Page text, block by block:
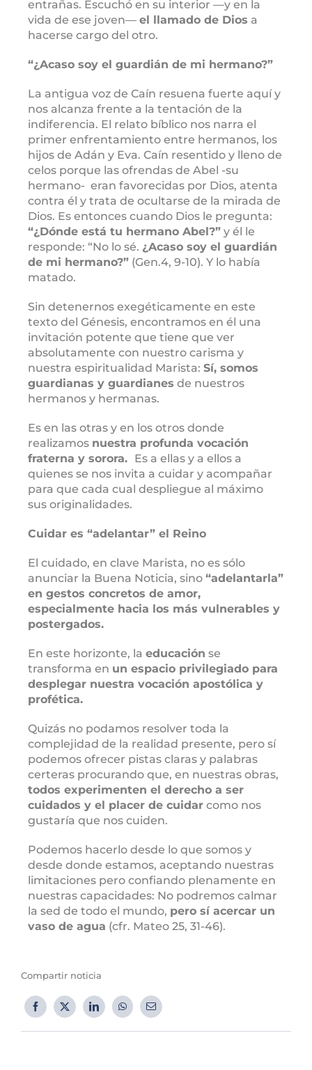
entrañas. Escuchó en su interior —y en la
vida de ese joven— el llamado de Dios a
hacerse cargo del otro.
“¿Acaso soy el guardián de mi hermano?”
La antigua voz de Caín resuena fuerte aquí y
nos alcanza frente a la tentación de la
indiferencia. El relato bíblico nos narra el
primer enfrentamiento entre hermanos, los
hijos de Adán y Eva. Caín resentido y lleno de
celos porque las ofrendas de Abel -su
hermano- eran favorecidas por Dios, atenta
contra él y trata de ocultarse de la mirada de
Dios. Es entonces cuando Dios le pregunta:
“¿Dónde está tu hermano Abel?” y él le
responde: “No lo sé. ¿Acaso soy el guardián
de mi hermano?” (Gen.4, 9-10). Y lo había
matado.
Sin detenernos exegéticamente en este
texto del Génesis, encontramos en él una
invitación potente que tiene que ver
absolutamente con nuestro carisma y
nuestra espiritualidad Marista: Sí, somos
guardianas y guardianes de nuestros
hermanos y hermanas.
Es en las otras y en los otros donde
realizamos nuestra profunda vocación
fraterna y sorora. Es a ellas y a ellos a
quienes se nos invita a cuidar y acompañar
para que cada cual despliegue al máximo
sus originalidades.
Cuidar es “adelantar” el Reino
El cuidado, en clave Marista, no es sólo
anunciar la Buena Noticia, sino “adelantarla”
en gestos concretos de amor,
especialmente hacia los más vulnerables y
postergados.
En este horizonte, la educación se
transforma en un espacio privilegiado para
desplegar nuestra vocación apostólica y
profética.
Quizás no podamos resolver toda la
complejidad de la realidad presente, pero sí
podemos ofrecer pistas claras y palabras
certeras procurando que, en nuestras obras,
todos experimenten el derecho a ser
cuidados y el placer de cuidar como nos
gustaría que nos cuiden.
Podemos hacerlo desde lo que somos y
desde donde estamos, aceptando nuestras
limitaciones pero confiando plenamente en
nuestras capacidades: No podremos calmar
la sed de todo el mundo, pero sí acercar un
vaso de agua (cfr. Mateo 25, 31-46).
Compartir noticia